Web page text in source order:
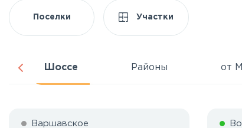
Поселки Участки
Шоссе Районы от
Варшавское